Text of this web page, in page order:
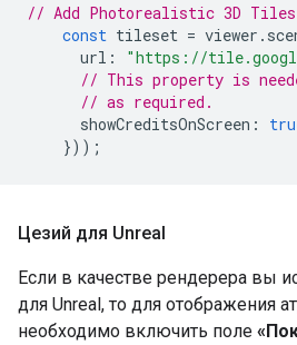
// Add Photorealistic 3D
const tileset = viewer .
url :
"https://
// This property is
// as required.
showCreditsOnScreen :
}));
Цезий для Unreal
Если в качестве рендерера вы
для Unreal, то для отображения
необходимо включить поле